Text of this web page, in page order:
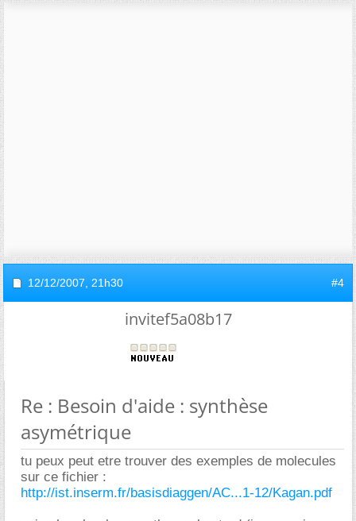
12/12/2007, 21h30 #4
invitef5a08b17
Re : Besoin d'aide : synthèse
asymétrique
tu peux peut etre trouver des exemples de molecules
sur ce fichier :
http://ist.inserm.fr/basisdiaggen/AC...1-12/Kagan.pdf